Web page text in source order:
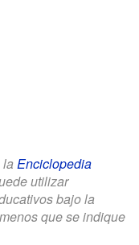
Enciclopedia
utilizar
bajo la
que se indique